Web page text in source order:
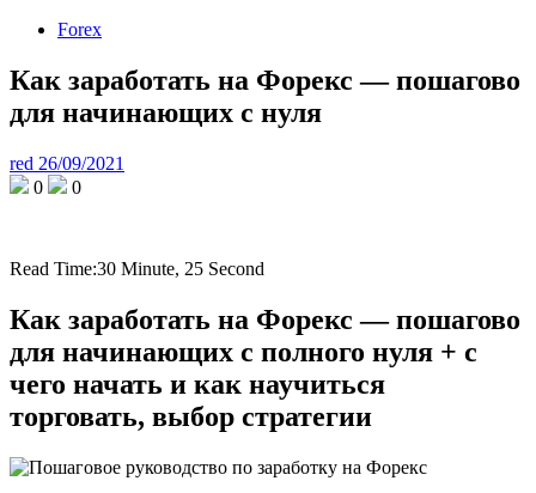
Forex
Как заработать на Форекс — пошагово
для начинающих с нуля
red 26/09/2021
0
0
Read Time:30 Minute, 25 Second
Как заработать на Форекс — пошагово
для начинающих с полного нуля + с
чего начать и как научиться
торговать, выбор стратегии